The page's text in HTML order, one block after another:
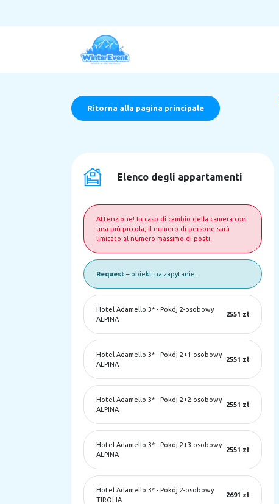
Ritorna alla pagina principale
Elenco degli appartamenti
Attenzione! In caso di cambio della camera con
una più piccola, il numero di persone sarà
limitato al numero massimo di posti.
Request – obiekt na zapytanie.
Hotel Adamello 3* - Pokój 2-osobowy
ALPINA
2551 zł
Hotel Adamello 3* - Pokój 2+1-osobowy
ALPINA
2551 zł
Hotel Adamello 3* - Pokój 2+2-osobowy
ALPINA
2551 zł
Hotel Adamello 3* - Pokój 2+3-osobowy
ALPINA
2551 zł
Hotel Adamello 3* - Pokój 2-osobowy
TIROLIA
2691 zł